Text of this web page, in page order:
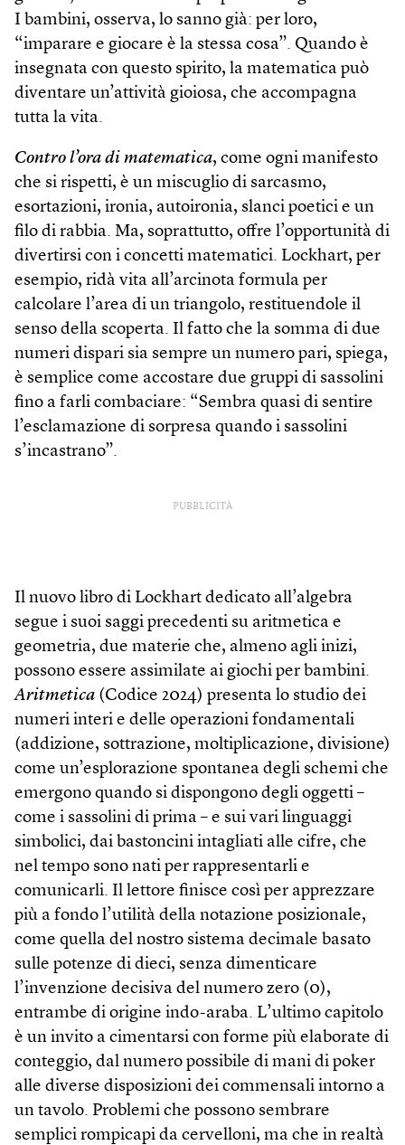
I bambini, osserva, lo sanno già: per loro,
“imparare e giocare è la stessa cosa”. Quando è
insegnata con questo spirito, la matematica può
diventare un’attività gioiosa, che accompagna
tutta la vita.
Contro l’ora di matematica, come ogni manifesto
che si rispetti, è un miscuglio di sarcasmo,
esortazioni, ironia, autoironia, slanci poetici e un
filo di rabbia. Ma, soprattutto, offre l’opportunità di
divertirsi con i concetti matematici. Lockhart, per
esempio, ridà vita all’arcinota formula per
calcolare l’area di un triangolo, restituendole il
senso della scoperta. Il fatto che la somma di due
numeri dispari sia sempre un numero pari, spiega,
è semplice come accostare due gruppi di sassolini
fino a farli combaciare: “Sembra quasi di sentire
l’esclamazione di sorpresa quando i sassolini
s’incastrano”.
PUBBLICITÀ
Il nuovo libro di Lockhart dedicato all’algebra
segue i suoi saggi precedenti su aritmetica e
geometria, due materie che, almeno agli inizi,
possono essere assimilate ai giochi per bambini.
Aritmetica (Codice 2024) presenta lo studio dei
numeri interi e delle operazioni fondamentali
(addizione, sottrazione, moltiplicazione, divisione)
come un’esplorazione spontanea degli schemi che
emergono quando si dispongono degli oggetti –
come i sassolini di prima – e sui vari linguaggi
simbolici, dai bastoncini intagliati alle cifre, che
nel tempo sono nati per rappresentarli e
comunicarli. Il lettore finisce così per apprezzare
più a fondo l’utilità della notazione posizionale,
come quella del nostro sistema decimale basato
sulle potenze di dieci, senza dimenticare
l’invenzione decisiva del numero zero (0),
entrambe di origine indo-araba. L’ultimo capitolo
è un invito a cimentarsi con forme più elaborate di
conteggio, dal numero possibile di mani di poker
alle diverse disposizioni dei commensali intorno a
un tavolo. Problemi che possono sembrare
semplici rompicapi da cervelloni, ma che in realtà